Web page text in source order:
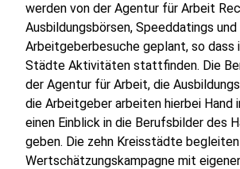
werden von der Agentur für Arbeit
Ausbildungsbörsen, Speeddatings und
Arbeitgeberbesuche geplant, so dass
Städte Aktivitäten stattfinden. Die
der Agentur für Arbeit, die
die Arbeitgeber arbeiten hierbei Hand
einen Einblick in die Berufsbilder des
geben. Die zehn Kreisstädte
Wertschätzungskampagne mit